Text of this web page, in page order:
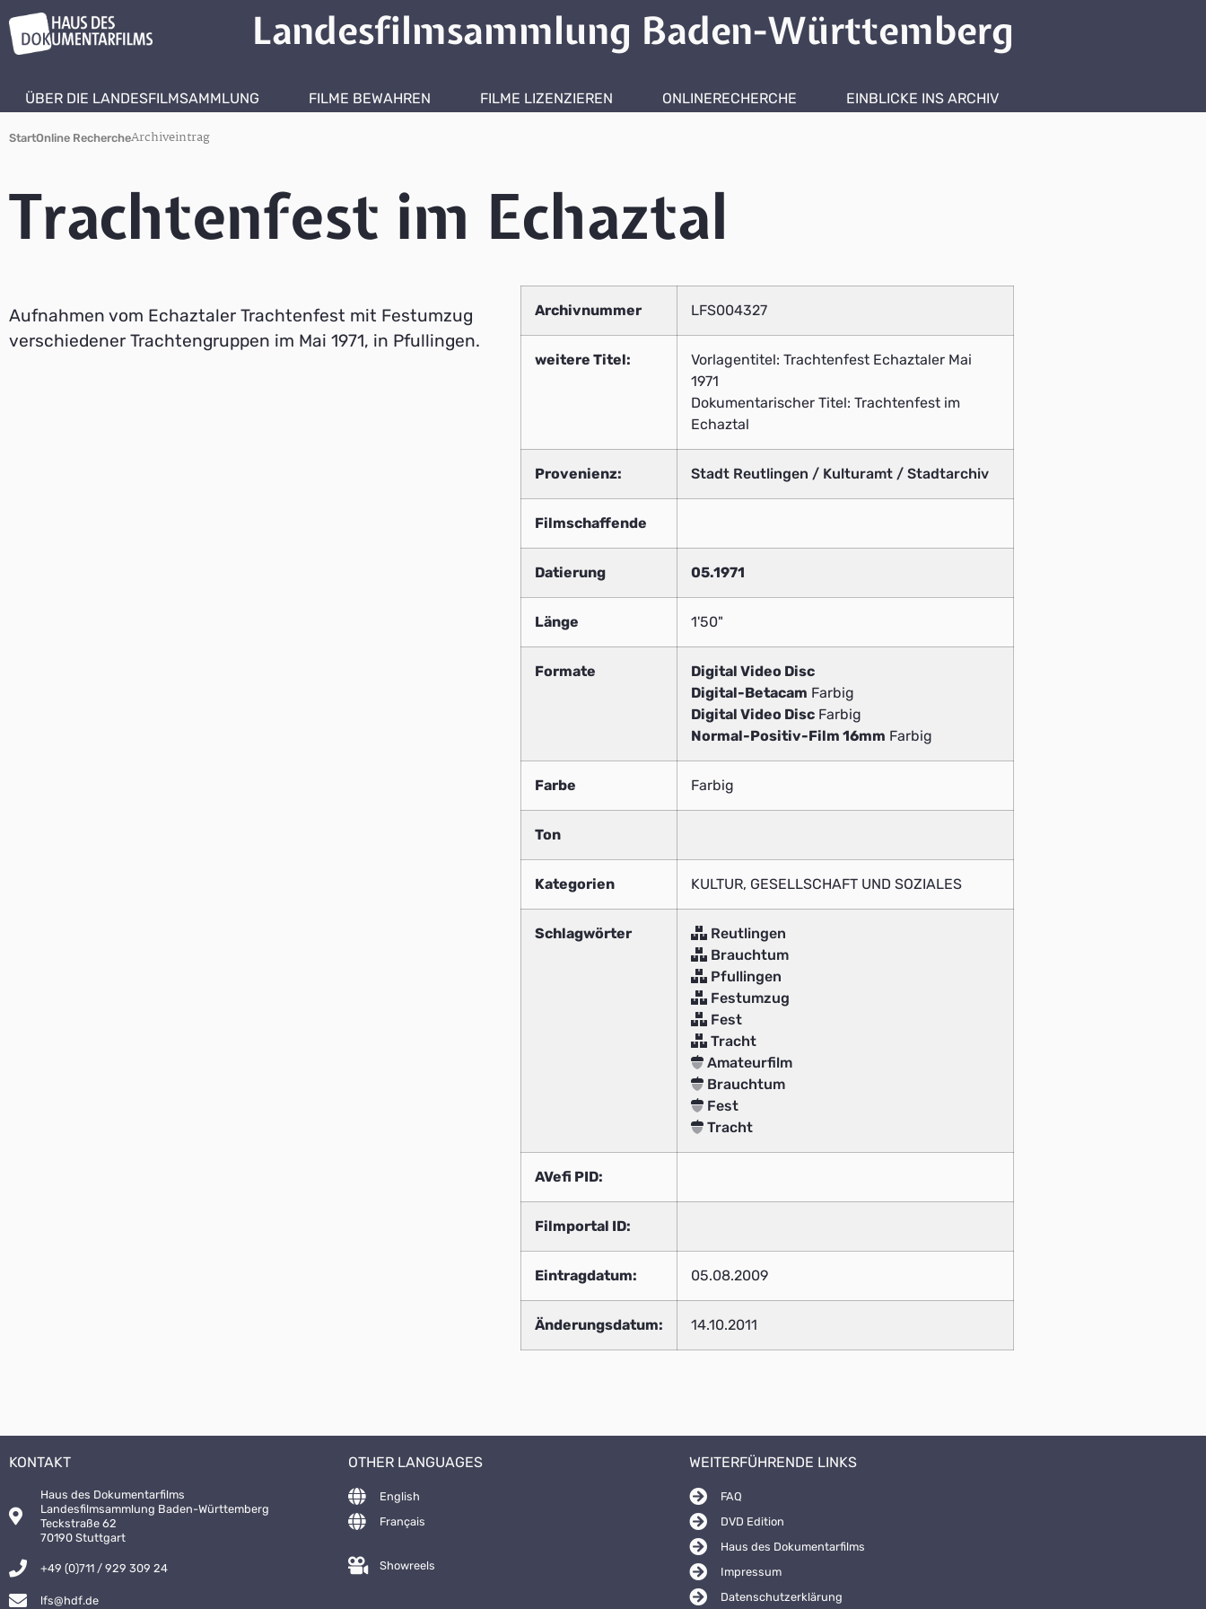
Landesfilmsammlung Baden-Württemberg
ÜBER DIE LANDESFILMSAMMLUNG FILME BEWAHREN FILME LIZENZIEREN ONLINERECHERCHE EINBLICKE INS ARCHIV
StartOnline RechercheArchiveintrag
Trachtenfest im Echaztal
Aufnahmen vom Echaztaler Trachtenfest mit Festumzug
verschiedener Trachtengruppen im Mai 1971, in Pfullingen.
Archivnummer LFS004327
weitere Titel:
Vorlagentitel: Trachtenfest Echaztaler Mai
1971
Dokumentarischer Titel: Trachtenfest im
Echaztal
Provenienz: Stadt Reutlingen / Kulturamt / Stadtarchiv
Filmschaffende
Datierung 05.1971
Länge 1'50"
Formate
Digital Video Disc
Digital-Betacam Farbig
Digital Video Disc Farbig
Normal-Positiv-Film 16mm Farbig
Farbe Farbig
Ton
Kategorien KULTUR, GESELLSCHAFT UND SOZIALES
Schlagwörter
Reutlingen
Brauchtum
Pfullingen
Festumzug
Fest
Tracht
Amateurfilm
Brauchtum
Fest
Tracht
AVefi PID:
Filmportal ID:
Eintragdatum: 05.08.2009
Änderungsdatum: 14.10.2011
KONTAKT
Haus des Dokumentarfilms
Landesfilmsammlung Baden-Württemberg
Teckstraße 62
70190 Stuttgart
+49 (0)711 / 929 309 24
lfs@hdf.de
OTHER LANGUAGES
English
Français
Showreels
WEITERFÜHRENDE LINKS
FAQ
DVD Edition
Haus des Dokumentarfilms
Impressum
Datenschutzerklärung